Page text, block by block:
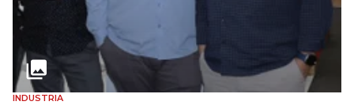
INDUSTRIA